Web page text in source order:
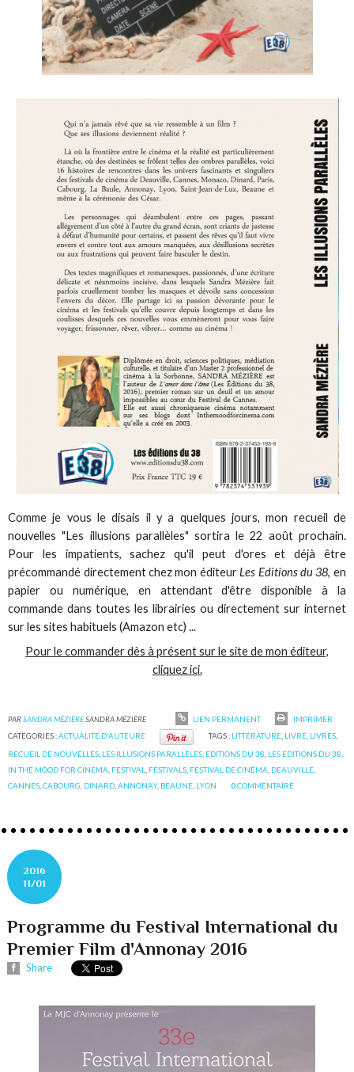
Comme je vous le disais il y a quelques jours, mon recueil de
nouvelles "Les illusions parallèles" sortira le 22 août prochain.
Pour les impatients, sachez qu'il peut d'ores et déjà être
précommandé directement chez mon éditeurLes Editions du 38, en
papier ou numérique, en attendant d'être disponible à la
commande dans toutes les librairies ou directement sur internet
sur les sites habituels (Amazon etc) ...
Pour le commander dès à présent sur le site de mon éditeur,
cliquez ici.
PARSANDRA MÉZIÈRESANDRA MÉZIÈRE LIEN PERMANENT
IMPRIMER
CATÉGORIES :ACTUALITE D'AUTEURE TAGS : LITTÉRATURE, LIVRE, LIVRES,
RECUEIL DE NOUVELLES LES ILLUSIONS PARALLÈLES EDITIONS DU 38 LES EDITIONS DU 38
IN THE MOOD FOR CINEMA FESTIVAL FESTIVALS FESTIVAL DE CINÉMA DEAUVILLE
CANNES ,CABOURG DINARD ,ANNONAY, BEAUNE LYON 0COMMENTAIRE
2016
11/01
Programme du Festival International du
Premier Film d'Annonay 2016
Share